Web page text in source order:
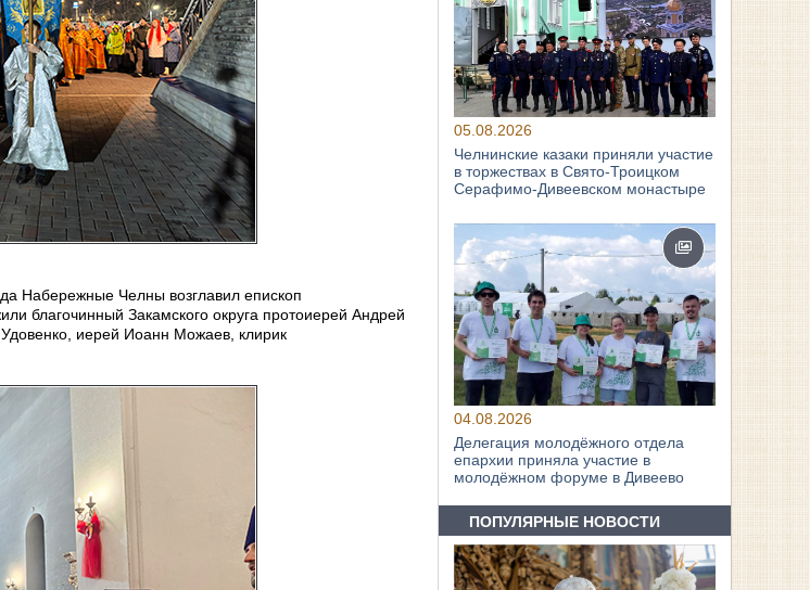
Набережные Челны возглавил епископ
благочинный Закамского округа протоиерей Андрей
иерей Иоанн Можаев, клирик
05.08.2026
Челнинские казаки приняли участие
в торжествах в Свято‑Троицком
Серафимо‑Дивеевском монастыре
04.08.2026
Делегация молодёжного отдела
епархии приняла участие в
молодёжном форуме в Дивеево
ПОПУЛЯРНЫЕ НОВОСТИ